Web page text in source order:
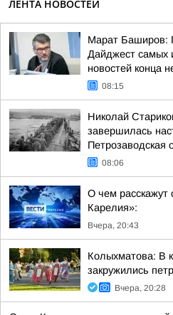
ЛЕНТА НОВОСТЕЙ
Марат Баширов:
Дайджест самых
новостей конца
08:15
Николай
завершилась
Петрозаводская
08:06
О чем расскажут
Карелия»:
Вчера, 20:43
Колыхматова: В
закружились
Вчера, 20:28